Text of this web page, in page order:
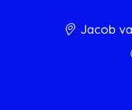
Jacob